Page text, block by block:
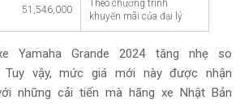
51,546,000
Theo chương trình
khuyến mãi của đại lý
Yamaha Grande 2024 tăng nhẹ so
Tuy vậy, mức giá mới này được nhận
những cải tiến mà hãng xe Nhật Bản